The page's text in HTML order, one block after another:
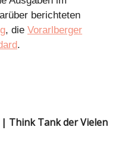
berichteten
, die Vorarlberger
.
Think Tank der Vielen